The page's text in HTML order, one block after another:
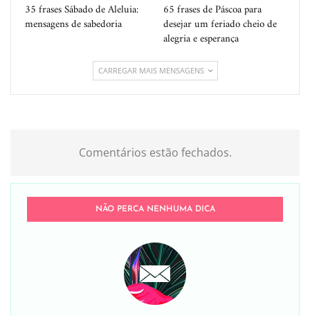
35 frases Sábado de Aleluia:
mensagens de sabedoria
65 frases de Páscoa para
desejar um feriado cheio de
alegria e esperança
CARREGAR MAIS MENSAGENS
Comentários estão fechados.
NÃO PERCA NENHUMA DICA